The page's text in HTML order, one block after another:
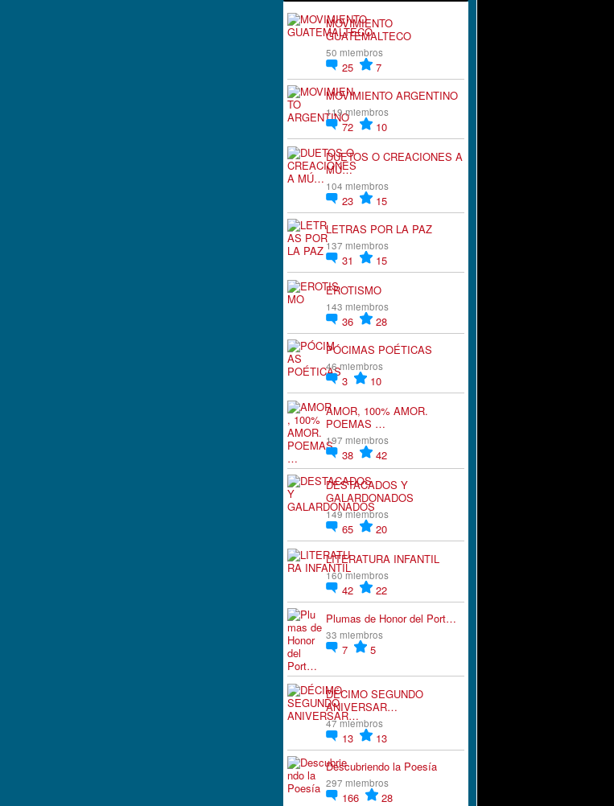
MOVIMIENTO
GUATEMALTECO
50 miembros
25
7
MOVIMIENTO ARGENTINO
119 miembros
72
10
DUETOS O CREACIONES A
MÚ…
104 miembros
23
15
LETRAS POR LA PAZ
137 miembros
31
15
EROTISMO
143 miembros
36
28
PÓCIMAS POÉTICAS
46 miembros
3
10
AMOR, 100% AMOR.
POEMAS …
197 miembros
38
42
DESTACADOS Y
GALARDONADOS
149 miembros
65
20
LITERATURA INFANTIL
160 miembros
42
22
Plumas de Honor del Port…
33 miembros
7 5
DÉCIMO SEGUNDO
ANIVERSAR…
47 miembros
13
13
Descubriendo la Poesía
297 miembros
166
28